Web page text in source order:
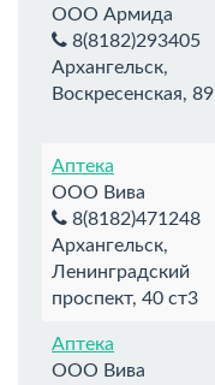
ООО Армида
8(8182)293405
Архангельск,
Воскресенская, 89
Аптека
ООО Вива
8(8182)471248
Архангельск,
Ленинградский
проспект, 40 ст3
Аптека
ООО Вива